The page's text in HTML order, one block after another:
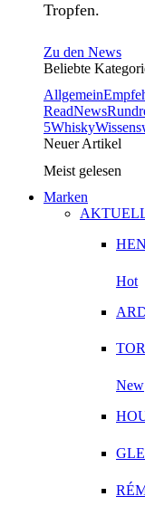
Tropfen.
Zu den News
Beliebte
Allgemein
ReadNews
5Whisky
Neuer Artikel
Meist gelesen
Marken
Hot
New